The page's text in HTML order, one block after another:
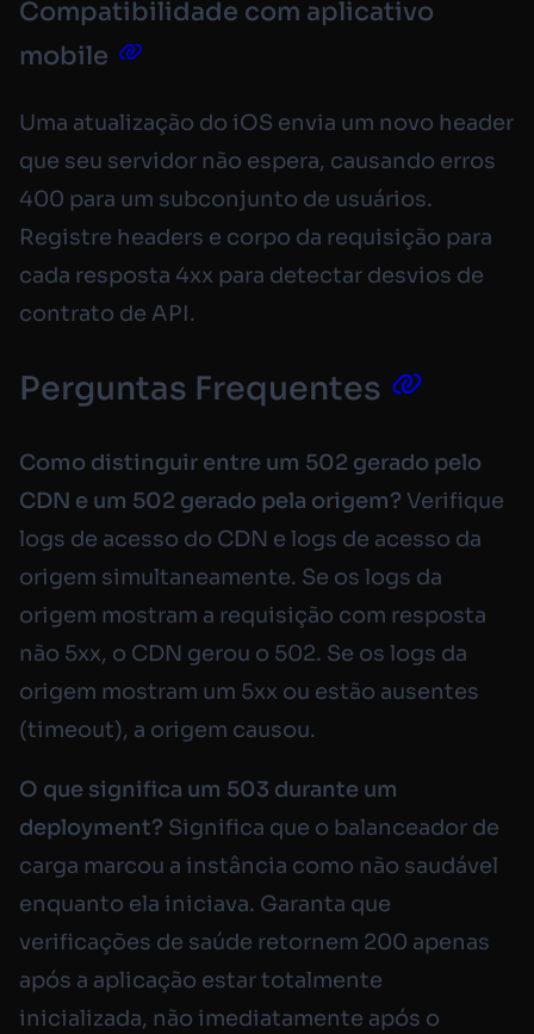
Compatibilidade com aplicativo
mobile
Uma atualização do iOS envia um novo header
que seu servidor não espera, causando erros
400 para um subconjunto de usuários.
Registre headers e corpo da requisição para
cada resposta 4xx para detectar desvios de
contrato de API.
Perguntas Frequentes
Como distinguir entre um 502 gerado pelo
CDN e um 502 gerado pela origem? Verifique
logs de acesso do CDN e logs de acesso da
origem simultaneamente. Se os logs da
origem mostram a requisição com resposta
não 5xx, o CDN gerou o 502. Se os logs da
origem mostram um 5xx ou estão ausentes
(timeout), a origem causou.
O que significa um 503 durante um
deployment? Significa que o balanceador de
carga marcou a instância como não saudável
enquanto ela iniciava. Garanta que
verificações de saúde retornem 200 apenas
após a aplicação estar totalmente
inicializada, não imediatamente após o